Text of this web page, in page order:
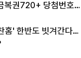
복권720+ 당첨번호조
홈' 한반도 빗겨간다…